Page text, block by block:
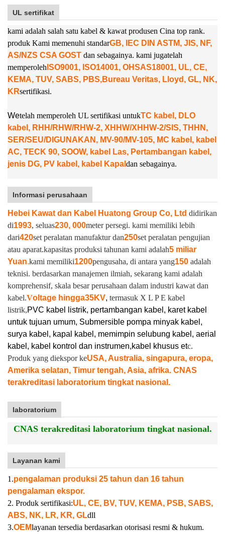
UL sertifikat
kami adalah salah satu kabel & kawat produsen Cina top rank.
produk Kami memenuhi standarGB, IEC DIN ASTM, JIS, NF,
AS/NZS CSA GOST dan sebagainya. kami jugatelah
memperoleh ISO9001, ISO14001, OHSAS18001, UL, CE,
KEMA, TUV, SABS, PBS,Bureau Veritas, Lloyd, GL, NK,
KRsertifikasi.
Wetelah memperoleh UL sertifikasi untukTC kabel, DLO
kabel, RHH/RHW/RHW-2, XHHW/XHHW-2/SIS, THHN,
SER/SEU/DIGUNAKAN, MV-90/MV-105, MC kabel, kabel
AC, TECK 90, SOOW, kabel Las, Pertambangan kabel,
jenis DG, PV kabel, kabel Kapal dan sebagainya.
Informasi perusahaan
Hebei Kawat dan Kabel Huatong Group Co, Ltd didirikan
di1993, seluas230, 000meter persegi. kami memiliki lebih
dari420set peralatan manufaktur dan250set peralatan pengujian
atau aparat.kapasitas produksi tahunan kami adalah5 miliar
Yuan.kami memiliki1200pengusaha, di antara yang150 adalah
teknisi. berdasarkan manajemen ilmiah, sekarang kami adalah
komprehensif, skala besar perusahaan dalam industri kawat dan
kabel.Voltage hingga35KV, termasuk X L P E kabel
listrik,PVC kabel listrik, pertambangan kabel, karet kabel
untuk tujuan umum, Submersible pompa minyak kabel,
surya kabel, kapal kabel, memimpin selubung kabel, aerial
kabel, kabel kontrol dan instrumen,kabel khusus etc.
Produk yang diekspor keUSA, Australia, singapura, eropa,
Amerika selatan, Timur tengah, Asia, afrika. CNAS
terakreditasi laboratorium tingkat nasional.
laboratorium
CNAS terakreditasi laboratorium tingkat nasional.
Layanan kami
1.pengalaman produksi 25 tahun dan 16 tahun
pengalaman ekspor.
2. Produk sertifikasi:UL, CE, BV, TUV, KEMA, PSB, SABS,
ABS, NK, LR, KR, GLdll
3.OEMlayanan tersedia berdasarkan otorisasi resmi & hukum.